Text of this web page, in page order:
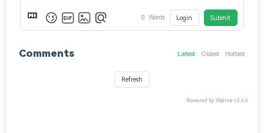
0 Words Login Submit
Comments Latest Oldest Hottest
Refresh
Powered byWaline v3.6.0